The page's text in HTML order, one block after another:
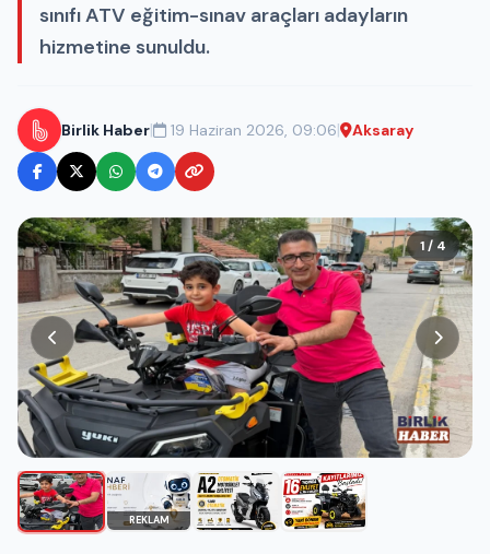
sınıfı ATV eğitim-sınav araçları adayların
hizmetine sunuldu.
Birlik Haber| 19 Haziran 2026, 09:06| Aksaray
1 / 4
REKLAM